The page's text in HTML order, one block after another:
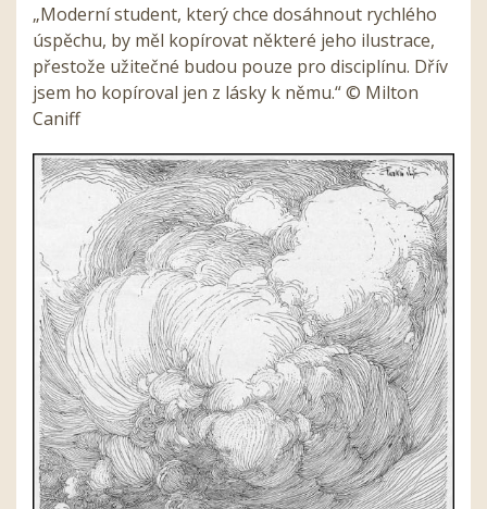
„Moderní student, který chce dosáhnout rychlého
úspěchu, by měl kopírovat některé jeho ilustrace,
přestože užitečné budou pouze pro disciplínu. Dřív
jsem ho kopíroval jen z lásky k němu.“© Milton
Caniff